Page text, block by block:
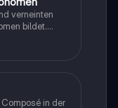
verneinten
bildet.
und
in der